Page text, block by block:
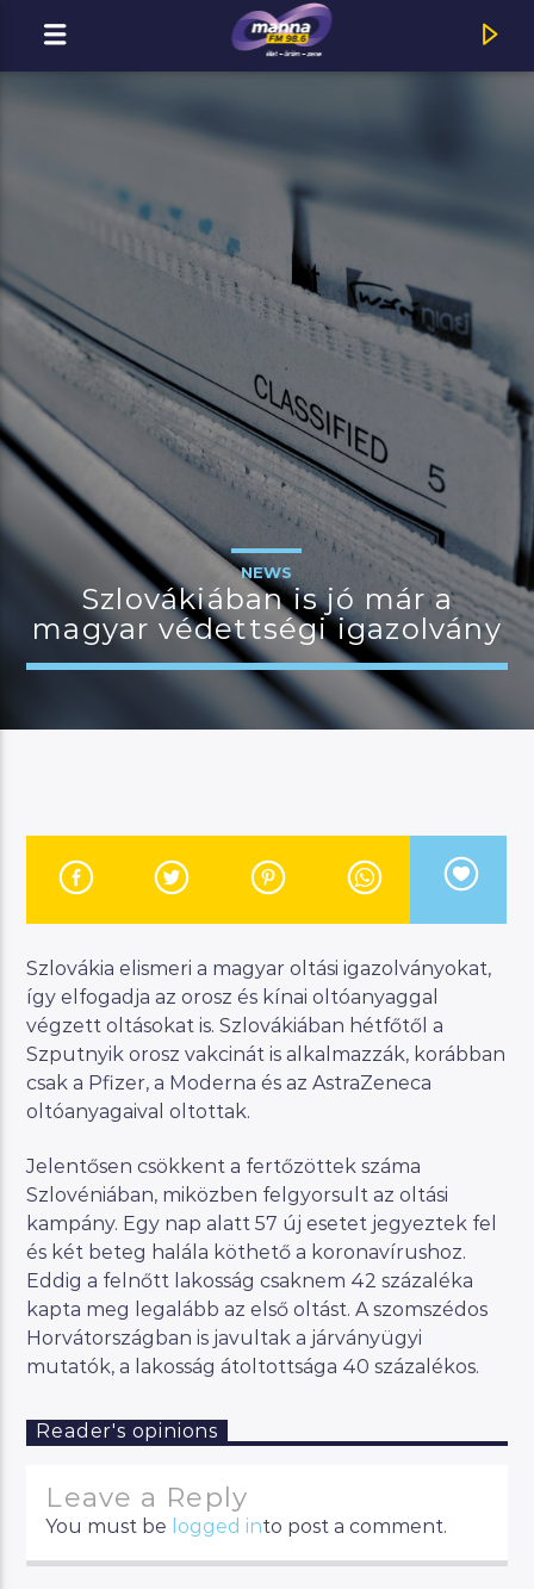
MOST ADÁSBAN
MannaFM
Chris Stapleton : Bad As I Used To Be
[FromF1®TheMovie]
JELENLEGI MŰSOR
MANNA WORLD
Manna FM
NEWS
Szlovákiában is jó már a
magyar védettségi igazolvány
Szlovákia elismeri a magyar oltási igazolványokat,
így elfogadja az orosz és kínai oltóanyaggal
végzett oltásokat is. Szlovákiában hétfőtől a
Szputnyik orosz vakcinát is alkalmazzák, korábban
csak a Pfizer, a Moderna és az AstraZeneca
oltóanyagaival oltottak.
Jelentősen csökkent a fertőzöttek száma
Szlovéniában, miközben felgyorsult az oltási
kampány. Egy nap alatt 57 új esetet jegyeztek fel
és két beteg halála köthető a koronavírushoz.
Eddig a felnőtt lakosság csaknem 42 százaléka
kapta meg legalább az első oltást. A szomszédos
Horvátországban is javultak a járványügyi
mutatók, a lakosság átoltottsága 40 százalékos.
Reader's opinions
Leave a Reply
You must be logged into post a comment.